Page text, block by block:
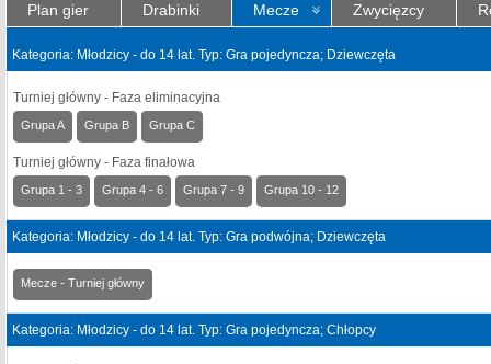
Plan gier Drabinki Mecze Zwycięzcy
Kategoria: Młodzicy - do 14 lat. Typ: Gra pojedyncza; Dziewczęta
Turniej główny - Faza eliminacyjna
Grupa A Grupa B Grupa C
Turniej główny - Faza finałowa
Grupa 1 - 3 Grupa 4 - 6 Grupa 7 - 9 Grupa 10 - 12
Kategoria: Młodzicy - do 14 lat. Typ: Gra podwójna; Dziewczęta
Mecze - Turniej główny
Kategoria: Młodzicy - do 14 lat. Typ: Gra pojedyncza; Chłopcy